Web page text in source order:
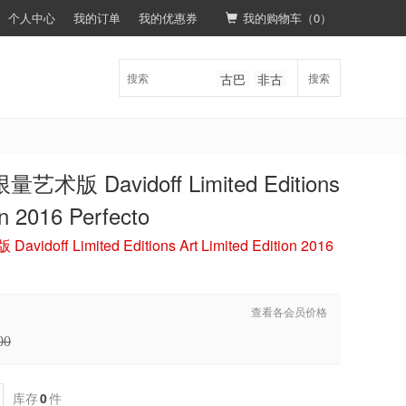
个人中心 我的订单 我的优惠券 我的购物车（0）
搜索
古巴 非古
量艺术版 Davidoff Limited Editions
2016 Perfecto
Davidoff Limited Editions Art Limited Edition 2016
查看各会员价格
库存0件